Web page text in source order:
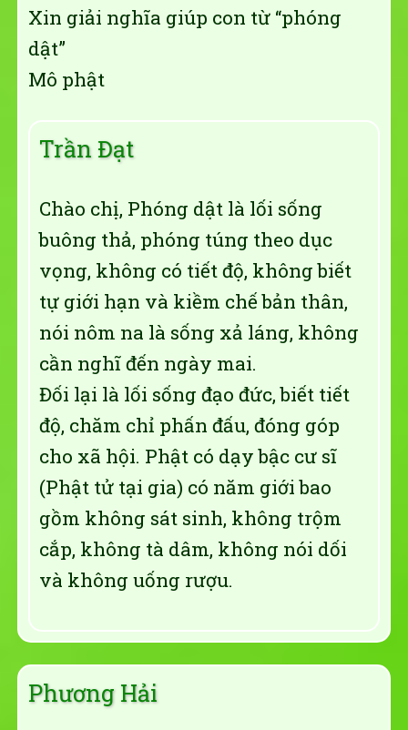
Xin giải nghĩa giúp con từ “phóng
dật”
Mô phật
Trần Đạt
Chào chị, Phóng dật là lối sống
buông thả, phóng túng theo dục
vọng, không có tiết độ, không biết
tự giới hạn và kiềm chế bản thân,
nói nôm na là sống xả láng, không
cần nghĩ đến ngày mai.
Đối lại là lối sống đạo đức, biết tiết
độ, chăm chỉ phấn đấu, đóng góp
cho xã hội. Phật có dạy bậc cư sĩ
(Phật tử tại gia) có năm giới bao
gồm không sát sinh, không trộm
cắp, không tà dâm, không nói dối
và không uống rượu.
Phương Hải